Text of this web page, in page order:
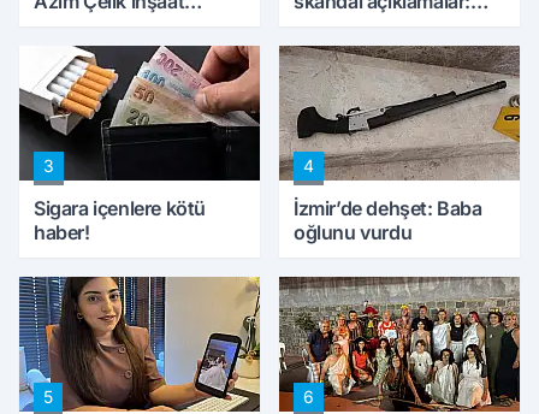
konuştu
peynircilerimizi de
kıskaca aldı, müdahale
ettik'
3
Sigara içenlere kötü
haber!
4
İzmir’de dehşet: Baba
oğlunu vurdu
5 6